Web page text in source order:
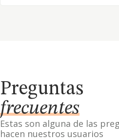
Preguntas
frecuentes
Estas son alguna de las
hacen nuestros usuarios